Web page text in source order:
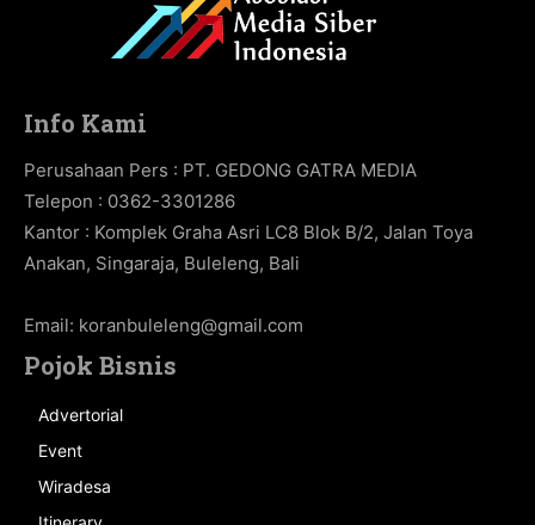
Info Kami
Perusahaan Pers : PT. GEDONG GATRA MEDIA
Telepon : 0362-3301286
Kantor : Komplek Graha Asri LC8 Blok B/2, Jalan Toya
Anakan, Singaraja, Buleleng, Bali
Email: koranbuleleng@gmail.com
Pojok Bisnis
Advertorial
Event
Wiradesa